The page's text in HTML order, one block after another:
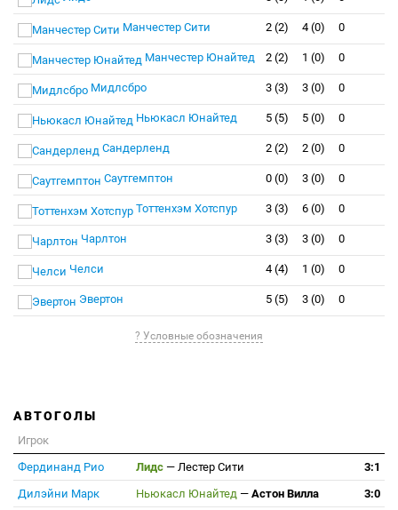
Манчестер Сити 2 (2) 4 (0) 0
Манчестер Юнайтед 2 (2) 1 (0) 0
Мидлсбро 3 (3) 3 (0) 0
Ньюкасл Юнайтед 5 (5) 5 (0) 0
Сандерленд 2 (2) 2 (0) 0
Саутгемптон 0 (0) 3 (0) 0
Тоттенхэм Хотспур 3 (3) 6 (0) 0
Чарлтон 3 (3) 3 (0) 0
Челси 4 (4) 1 (0) 0
Эвертон 5 (5) 3 (0) 0
? Условные обозначения
АВТОГОЛЫ
Игрок
Фердинанд Рио
Лидс — Лестер Сити
3:1
Дилэйни Марк
Ньюкасл Юнайтед — Астон Вилла
3:0